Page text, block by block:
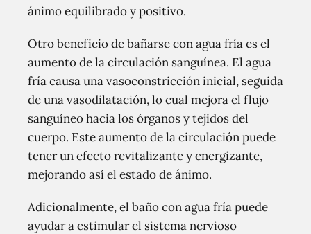
ánimo equilibrado y positivo.
Otro beneficio de bañarse con agua fría es el
aumento de la circulación sanguínea. El agua
fría causa una vasoconstricción inicial, seguida
de una vasodilatación, lo cual mejora el flujo
sanguíneo hacia los órganos y tejidos del
cuerpo. Este aumento de la circulación puede
tener un efecto revitalizante y energizante,
mejorando así el estado de ánimo.
Adicionalmente, el baño con agua fría puede
ayudar a estimular el sistema nervioso